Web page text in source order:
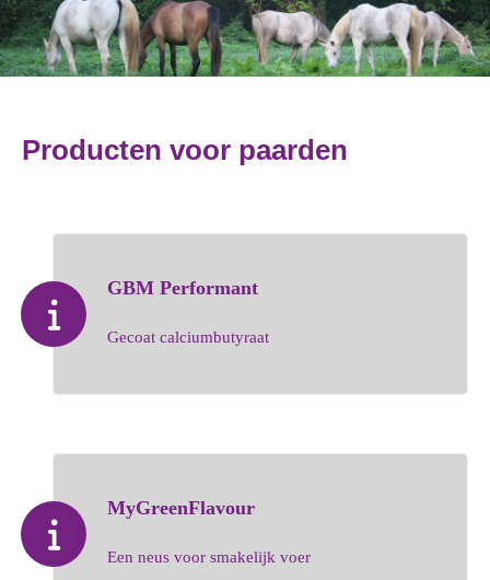
Producten voor paarden
GBM Performant
Gecoat calciumbutyraat
MyGreenFlavour
Een neus voor smakelijk voer